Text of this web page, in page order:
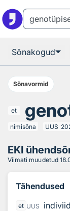
Sõnakogud
Sõnavormid
et
nimisõna UUS
EKI
Viimati muudetud
Tähendused
et UUS